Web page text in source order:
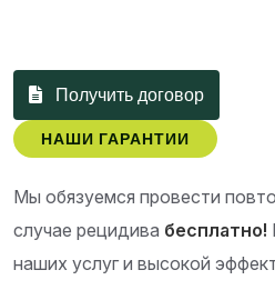
Получить договор
НАШИ ГАРАНТИИ
Мы обязуемся провести
случае рецидива бесплатно!
наших услуг и высокой